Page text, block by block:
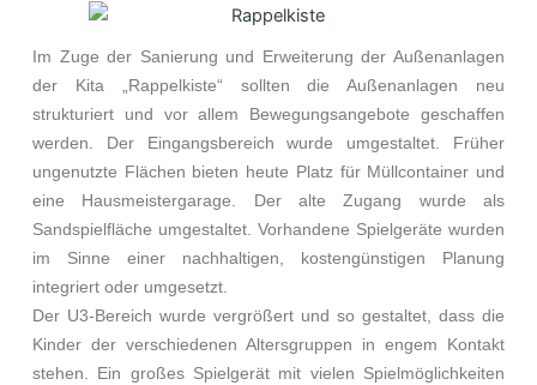
Im Zuge der Sanierung und Erweiterung der Außenanlagen
der Kita „Rappelkiste“ sollten die Außenanlagen neu
strukturiert und vor allem Bewegungsangebote geschaffen
werden. Der Eingangsbereich wurde umgestaltet. Früher
ungenutzte Flächen bieten heute Platz für Müllcontainer und
eine Hausmeistergarage. Der alte Zugang wurde als
Sandspielfläche umgestaltet. Vorhandene Spielgeräte wurden
im Sinne einer nachhaltigen, kostengünstigen Planung
integriert oder umgesetzt.
Der U3-Bereich wurde vergrößert und so gestaltet, dass die
Kinder der verschiedenen Altersgruppen in engem Kontakt
stehen. Ein großes Spielgerät mit vielen Spielmöglichkeiten